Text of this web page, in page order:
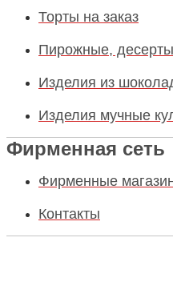
Торты на заказ
Пирожные, десерты
Изделия из
Изделия мучные
Фирменная сеть
Фирменные
Контакты